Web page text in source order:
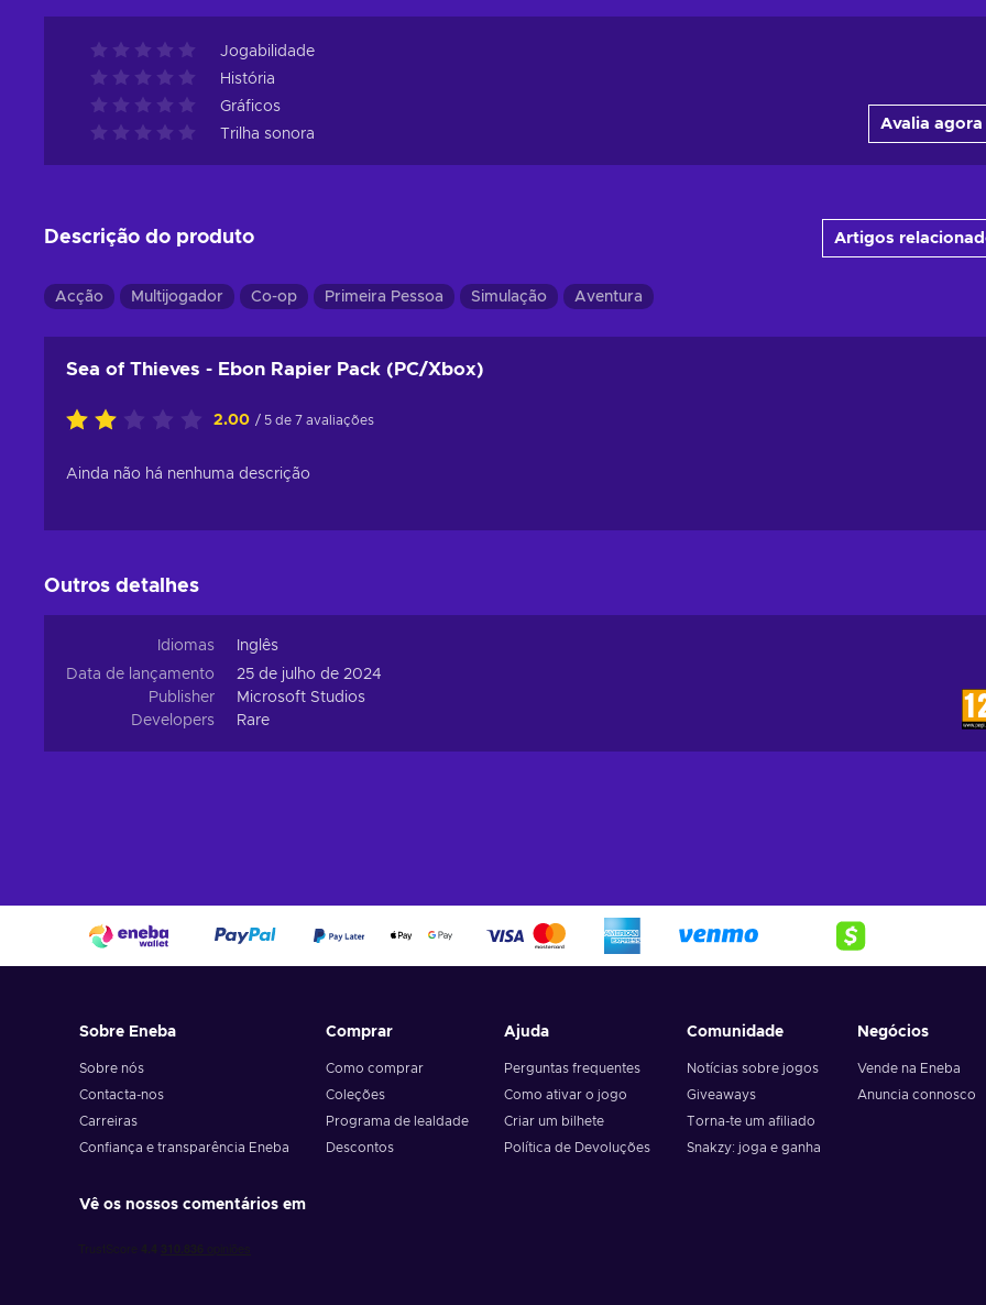
Jogabilidade
História
Gráficos
Trilha sonora
Avalia agora
Descrição do produto Artigos
Acção Multijogador Co-op Primeira Pessoa Simulação Aventura
Sea of Thieves - Ebon Rapier Pack (PC/Xbox)
2.00 / 5 de 7 avaliações
Ainda não há nenhuma descrição
Outros detalhes
Idiomas
Inglês
Data de lançamento
25 de julho de 2024
Publisher
Microsoft Studios
Developers
Rare
Sobre Eneba
Sobre nós
Contacta-nos
Carreiras
Confiança e transparência Eneba
Comprar
Como comprar
Coleções
Programa de lealdade
Descontos
Ajuda
Perguntas frequentes
Como ativar o jogo
Criar um bilhete
Política de Devoluções
Comunidade
Notícias sobre jogos
Giveaways
Torna-te um afiliado
Snakzy: joga e ganha
Negócios
Vende na Eneba
Anuncia connosco
Vê os nossos comentários em